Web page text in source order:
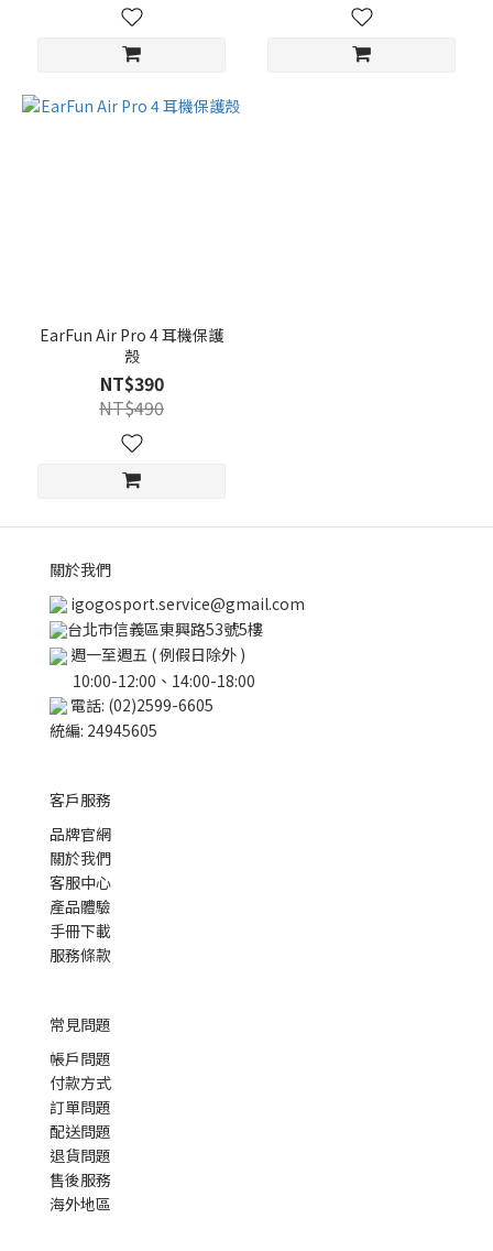
EarFun Air Pro 4 耳機保護
殼
NT$390
NT$490
關於我們
igogosport.service@gmail.com
台北市信義區東興路53號5樓
週一至週五 ( 例假日除外 )
10:00-12:00、14:00-18:00
電話: (02)2599-6605
統編: 24945605
客戶服務
品牌官網
關於我們
客服中心
產品體驗
手冊下載
服務條款
常見問題
帳戶問題
付款方式
訂單問題
配送問題
退貨問題
售後服務
海外地區